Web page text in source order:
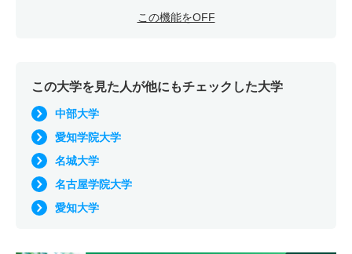
この機能をOFF
この大学を見た人が他にもチェックした大学
中部大学
愛知学院大学
名城大学
名古屋学院大学
愛知大学